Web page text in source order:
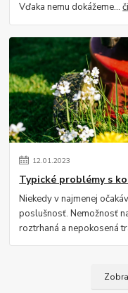
Vďaka nemu dokážeme...
12.01.2023
Typické problémy s
Niekedy v najmenej
poslušnosť. Nemožnosť
roztrhaná a nepokosená